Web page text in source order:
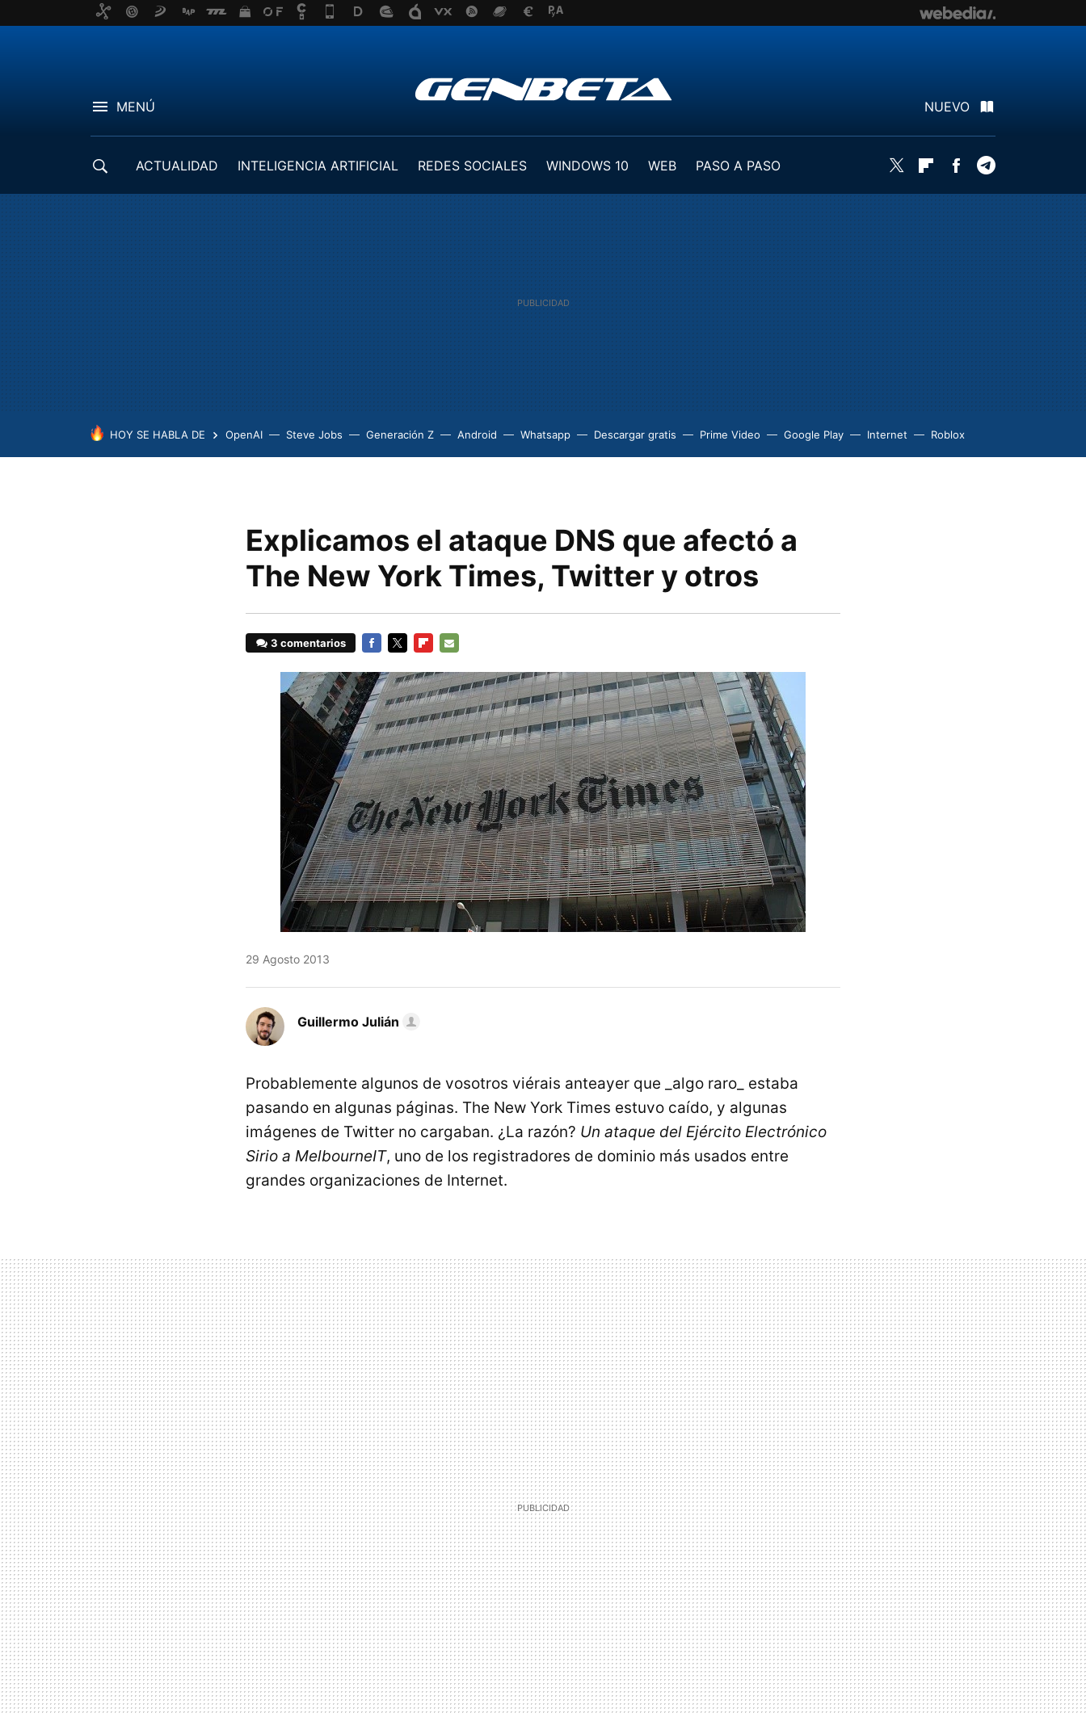
MENÚ NUEVO
ACTUALIDAD INTELIGENCIA ARTIFICIAL REDES SOCIALES WINDOWS 10 WEB
PASO A PASO
Twitter FlipboardFacebook
HOY SE HABLA DE OpenAI Steve Jobs Generación Z Android Whatsapp Descargar gratis Prime Video Google Play Internet Roblox
Explicamos el ataque DNS que afectó a
The New York Times, Twitter y otros
3 comentarios
MAIL
29 Agosto 2013
Guillermo Julián
Probablemente algunos de vosotros viérais anteayer que _algo raro_ estaba
pasando en algunas páginas. The New York Times estuvo caído, y algunas
imágenes de Twitter no cargaban. ¿La razón? Un ataque del Ejército Electrónico
Sirio a MelbourneIT, uno de los registradores de dominio más usados entre
grandes organizaciones de Internet.